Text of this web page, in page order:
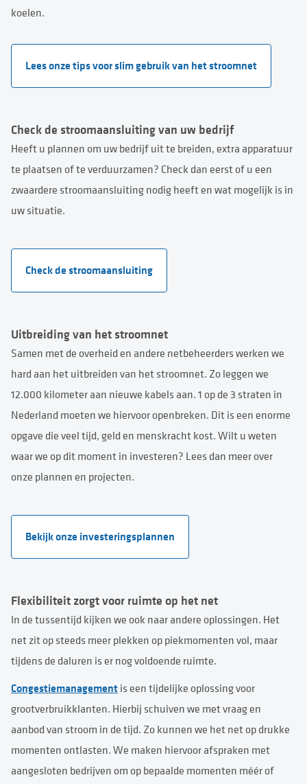
koelen.
Lees onze tips voor slim gebruik van het stroomnet
Check de stroomaansluiting van uw bedrijf
Heeft u plannen om uw bedrijf uit te breiden, extra apparatuur
te plaatsen of te verduurzamen? Check dan eerst of u een
zwaardere stroomaansluiting nodig heeft en wat mogelijk is in
uw situatie.
Check de stroomaansluiting
Uitbreiding van het stroomnet
Samen met de overheid en andere netbeheerders werken we
hard aan het uitbreiden van het stroomnet. Zo leggen we
12.000 kilometer aan nieuwe kabels aan. 1 op de 3 straten in
Nederland moeten we hiervoor openbreken. Dit is een enorme
opgave die veel tijd, geld en menskracht kost. Wilt u weten
waar we op dit moment in investeren? Lees dan meer over
onze plannen en projecten.
Bekijk onze investeringsplannen
Flexibiliteit zorgt voor ruimte op het net
In de tussentijd kijken we ook naar andere oplossingen. Het
net zit op steeds meer plekken op piekmomenten vol, maar
tijdens de daluren is er nog voldoende ruimte.
Congestiemanagement is een tijdelijke oplossing voor
grootverbruikklanten. Hierbij schuiven we met vraag en
aanbod van stroom in de tijd. Zo kunnen we het net op drukke
momenten ontlasten. We maken hiervoor afspraken met
aangesloten bedrijven om op bepaalde momenten méér of